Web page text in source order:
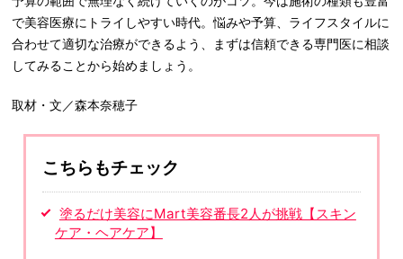
で美容医療にトライしやすい時代。悩みや予算、ライフスタイルに
合わせて適切な治療ができるよう、まずは信頼できる専門医に相談
してみることから始めましょう。
取材・文／森本奈穂子
こちらもチェック
塗るだけ美容にMart美容番長2人が挑戦【スキン
ケア・ヘアケア】